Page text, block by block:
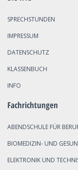
SPRECHSTUNDEN
IMPRESSUM
DATENSCHUTZ
KLASSENBUCH
INFO
Fachrichtungen
ABENDSCHULE FÜR
BIOMEDIZIN- UND
ELEKTRONIK UND